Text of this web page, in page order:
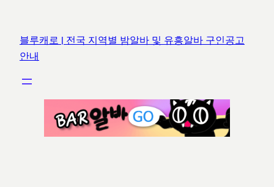
블루캐로 | 전국 지역별 밤알바 및 유흥알바 구인공고
안내